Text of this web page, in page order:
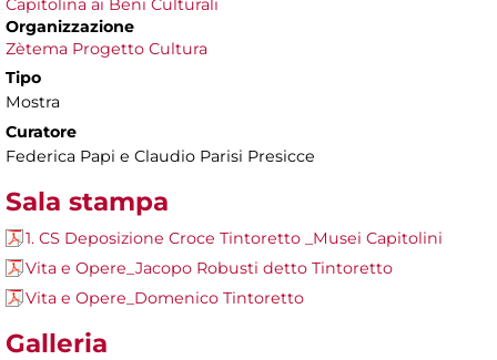
Capitolina ai Beni Culturali
Organizzazione
Zètema Progetto Cultura
Tipo
Mostra
Curatore
Federica Papi e Claudio Parisi Presicce
Sala stampa
1. CS Deposizione Croce Tintoretto _Musei Capitolini
Vita e Opere_Jacopo Robusti detto Tintoretto
Vita e Opere_Domenico Tintoretto
Galleria